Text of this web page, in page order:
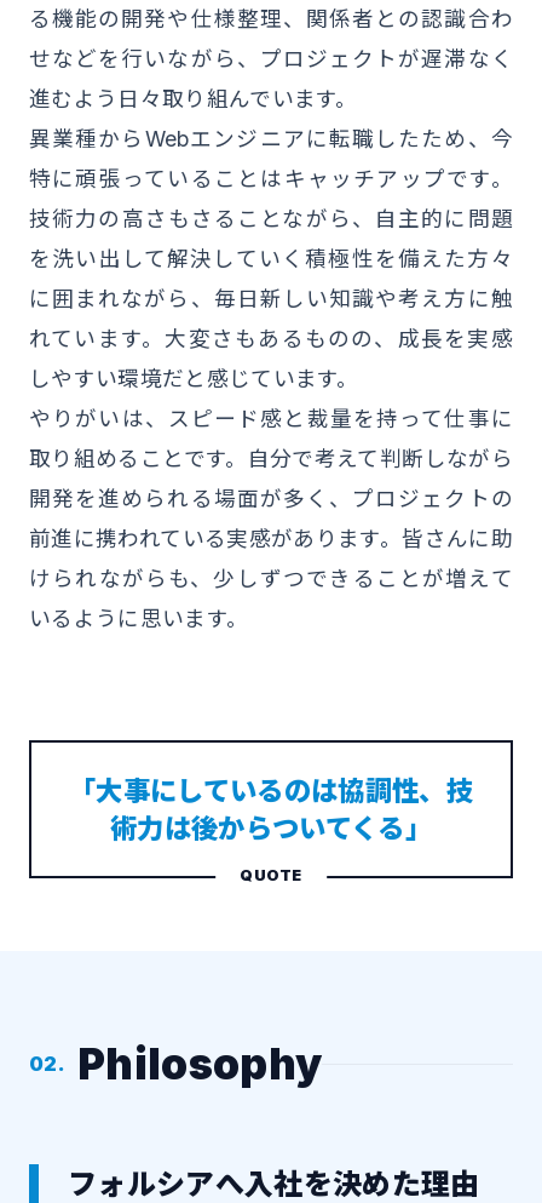
る機能の開発や仕様整理、関係者との認識合わ
せなどを行いながら、プロジェクトが遅滞なく
進むよう日々取り組んでいます。
異業種からWebエンジニアに転職したため、今
特に頑張っていることはキャッチアップです。
技術力の高さもさることながら、自主的に問題
を洗い出して解決していく積極性を備えた方々
に囲まれながら、毎日新しい知識や考え方に触
れています。大変さもあるものの、成長を実感
しやすい環境だと感じています。
やりがいは、スピード感と裁量を持って仕事に
取り組めることです。自分で考えて判断しながら
開発を進められる場面が多く、プロジェクトの
前進に携われている実感があります。皆さんに助
けられながらも、少しずつできることが増えて
いるように思います。
「大事にしているのは協調性、技
術力は後からついてくる」
02. Philosophy
フォルシアへ入社を決めた理由